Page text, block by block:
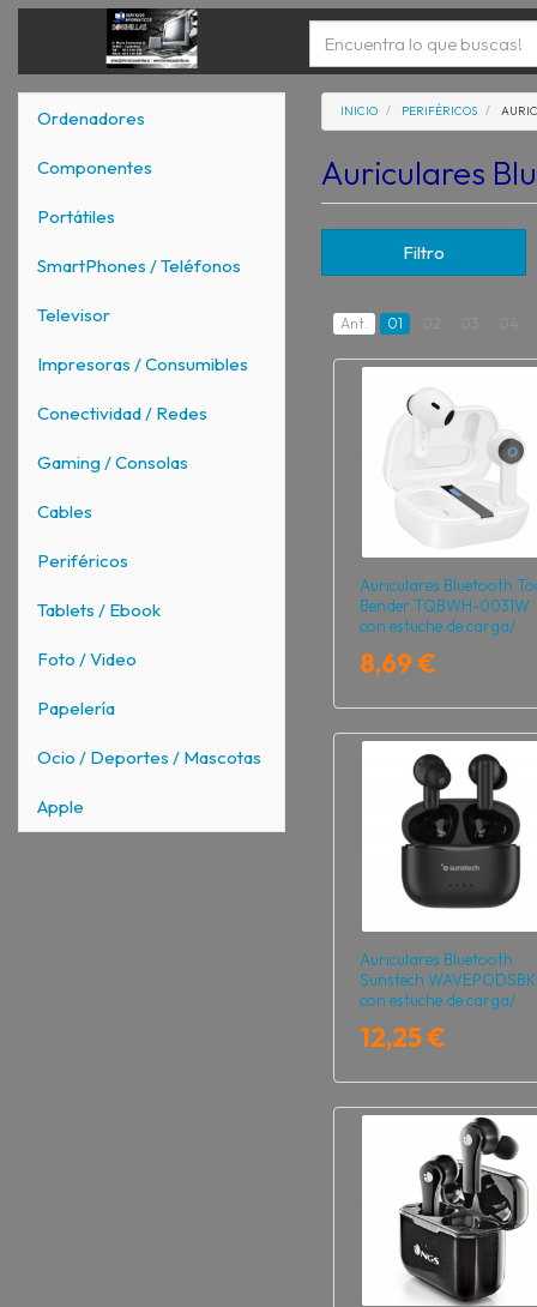
Ordenadores
Componentes
Portátiles
SmartPhones / Teléfonos
Televisor
Impresoras / Consumibles
Conectividad / Redes
Gaming / Consolas
Cables
Periféricos
Tablets / Ebook
Foto / Video
Papelería
Ocio / Deportes / Mascotas
Apple
INICIO PERIFÉRICOS
Auriculares
Filtro
Ant. 01 03
Auriculares Bluetooth
Bender TQBWH-0031W
con estuche de carga/
8,69 €
Auriculares Bluetooth
Sunstech WAVEPODSBK
con estuche de carga/
12,25 €